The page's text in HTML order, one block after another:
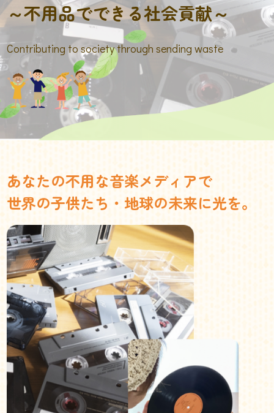
～不用品でできる社会貢献～
Contributing to society through sending waste
あなたの不用な音楽メディアで
世界の子供たち・地球の未来に光を。